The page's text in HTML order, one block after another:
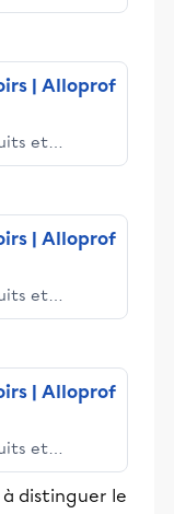
les élèves
| Alloprof
et
les élèves
| Alloprof
et
les élèves
| Alloprof
et
les élèves
distinguer le